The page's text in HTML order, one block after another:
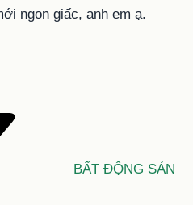
ngon giấc, anh em ạ.
BẤT ĐỘNG SẢN